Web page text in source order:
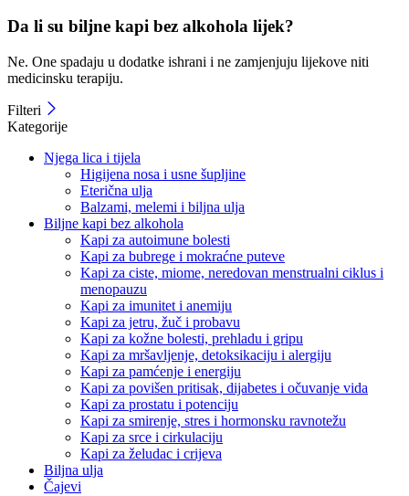
Da li su biljne kapi bez alkohola lijek?
Ne. One spadaju u dodatke ishrani i ne zamjenjuju lijekove niti
medicinsku terapiju.
Filteri
Kategorije
Njega lica i tijela
Higijena nosa i usne šupljine
Eterična ulja
Balzami, melemi i biljna ulja
Biljne kapi bez alkohola
Kapi za autoimune bolesti
Kapi za bubrege i mokraćne puteve
Kapi za ciste, miome, neredovan menstrualni ciklus i
menopauzu
Kapi za imunitet i anemiju
Kapi za jetru, žuč i probavu
Kapi za kožne bolesti, prehladu i gripu
Kapi za mršavljenje, detoksikaciju i alergiju
Kapi za pamćenje i energiju
Kapi za povišen pritisak, dijabetes i očuvanje vida
Kapi za prostatu i potenciju
Kapi za smirenje, stres i hormonsku ravnotežu
Kapi za srce i cirkulaciju
Kapi za želudac i crijeva
Biljna ulja
Čajevi